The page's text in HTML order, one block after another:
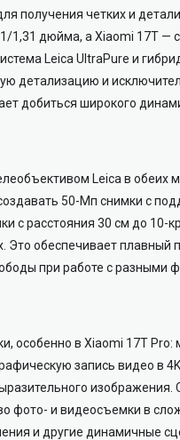
получения четких и
1,31 дюйма, а Xiaomi 17T —
Leica UltraPure и
детализацию и
добиться широкого
Leica в обеих
50-Мп снимки с
с расстояния 30 см до 10-
Это обеспечивает плавный
при работе с разными
особенно в Xiaomi 17T Pro:
запись видео в
фото- и видеосъемки в
и другие динамичные